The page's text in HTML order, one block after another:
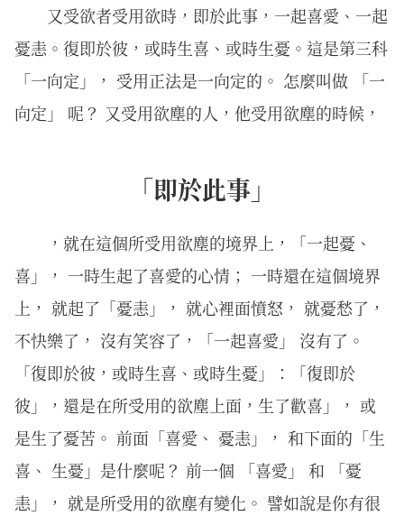
又受欲者受用欲時，即於此事，一起喜愛、一起
憂恚。復即於彼，或時生喜、或時生憂。這是第三科
「一向定」， 受用正法是一向定的。 怎麼叫做 「一
向定」 呢？ 又受用欲塵的人，他受用欲塵的時候，
「即於此事」
，就在這個所受用欲塵的境界上，「一起憂、
喜」， 一時生起了喜愛的心情； 一時還在這個境界
上， 就起了「憂恚」， 就心裡面憤怒， 就憂愁了，
不快樂了， 沒有笑容了，「一起喜愛」 沒有了。
「復即於彼，或時生喜、或時生憂」：「復即於
彼」，還是在所受用的欲塵上面，生了歡喜」， 或
是生了憂苦。 前面「喜愛、 憂恚」， 和下面的「生
喜、 生憂」是什麼呢？ 前一個 「喜愛」 和 「憂
恚」， 就是所受用的欲塵有變化。 譬如說是你有很